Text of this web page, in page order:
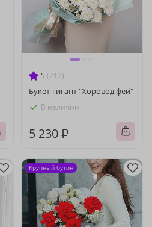
5 (212)
Букет-гигант "Хоровод фей"
В наличии
5 230 ₽
Крупный бутон